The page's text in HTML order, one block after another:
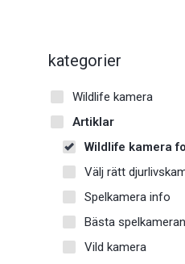
kategorier
Wildlife kamera
Artiklar
Wildlife kamera
Välj rätt
Spelkamera info
Bästa spelkameran
Vild kamera